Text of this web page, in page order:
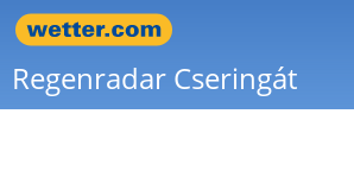
Regenradar Cseringát